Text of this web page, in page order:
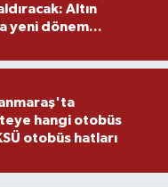
Altın
yeni dönem...
hangi otobüs
otobüs hatları